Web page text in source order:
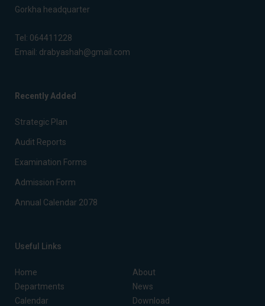
Gorkha headquarter
Tel: 064411228
Email: drabyashah@gmail.com
Recently Added
Strategic Plan
Audit Reports
Examination Forms
Admission Form
Annual Calendar 2078
Useful Links
Home
About
Departments
News
Calendar
Download